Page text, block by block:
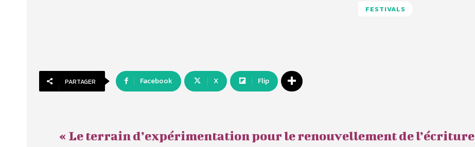
FESTIVALS
PARTAGER Facebook X Flip
« Le terrain d’expérimentation pour le renouvellement de l’écriture